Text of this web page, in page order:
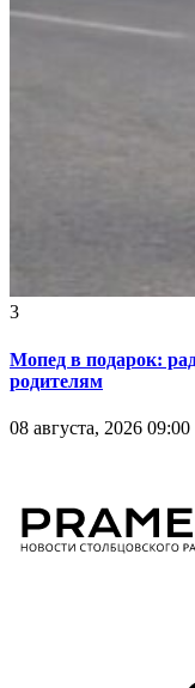
3
Мопед в подарок:
родителям
08 августа, 2026 09:00